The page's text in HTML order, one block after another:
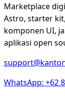
Marketplace
Astro, starter
komponen UI,
aplikasi open
WhatsApp: +62